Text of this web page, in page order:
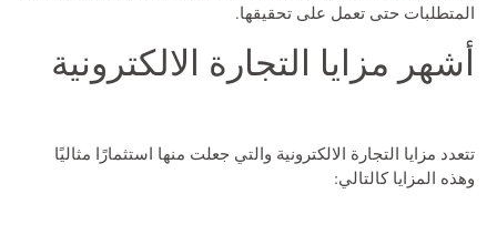
المتطلبات حتى تعمل على تحقيقها.
أشهر مزايا التجارة الالكترونية
تتعدد مزايا التجارة الالكترونية والتي جعلت منها استثمارًا مثاليًا
وهذه المزايا كالتالي: